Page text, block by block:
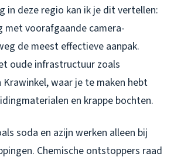
in deze regio kan ik je dit vertellen:
met voorafgaande camera-
de meest effectieve aanpak.
oude infrastructuur zoals
Krawinkel, waar je te maken hebt
en krappe bochten.
soda en azijn werken alleen bij
Chemische ontstoppers raad